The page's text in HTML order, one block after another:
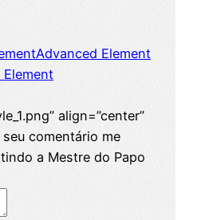
Advanced Element
Element
align=”center”
comentário me
a Mestre do Papo